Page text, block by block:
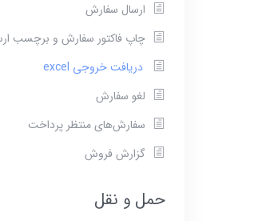
ارسال سفارش
چاپ فاکتور سفارش و برچسب
دریافت خروجی excel
لغو سفارش
سفارش‌های منتظر پرداخت
گزارش فروش
حمل و نقل